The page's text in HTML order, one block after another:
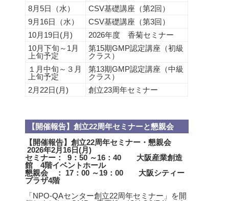
8月5日（水）
CSV基礎講座（第2回）
9月16日（水）
CSV基礎講座（第3回）
10月19日(月)
2026年度 香菊セミナー
10月下旬～1月
上旬予定
第15期GMP認定講座（初級
クラス）
１月中旬～３月
上旬予定
第13期GMP認定講座（中級
クラス）
2月22日(月)
創立23周年セミナー
【開催報告】創立22周年セミナーと懇親会
【開催報告】創立22周年セミナー・懇親会
2026年2月16日(月)
セミナー： 9：50 ～16：40 大阪産業創造
館 4階イベントホール
懇親会 ： 17：00 ～19：00 大阪シティー
プラザ4階
「NPO-QAセンター創立22周年セミナー」を開